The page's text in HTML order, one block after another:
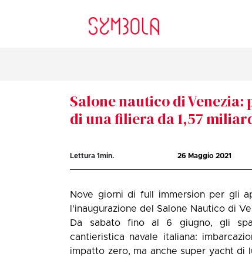
Salone nautico di
di una filiera da 1,57
Lettura1min. 26 Maggio 2021
Nove giorni di full immersion per gli
l'inaugurazione del Salone Nautico di
Da sabato fino al 6 giugno, gli
cantieristica navale italiana:
impatto zero, ma anche super yacht di